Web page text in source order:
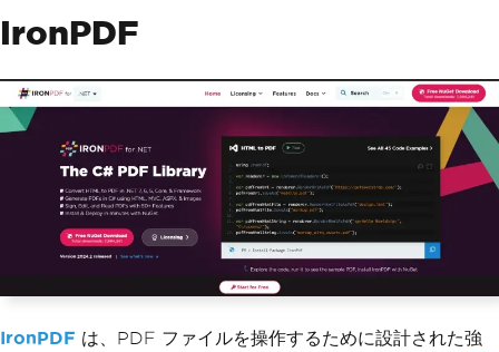
IronPDF
IronPDF は、PDF ファイルを操作するために設計された強